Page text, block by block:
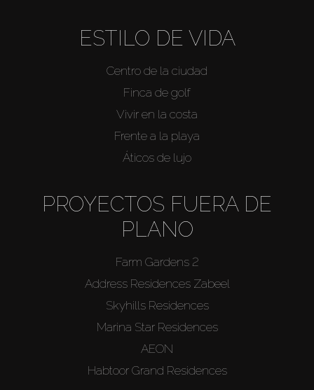
ESTILO DE VIDA
Centro de la ciudad
Finca de golf
Vivir en la costa
Frente a la playa
Áticos de lujo
PROYECTOS FUERA DE
PLANO
Farm Gardens 2
Address Residences Zabeel
Skyhills Residences
Marina Star Residences
AEON
Habtoor Grand Residences